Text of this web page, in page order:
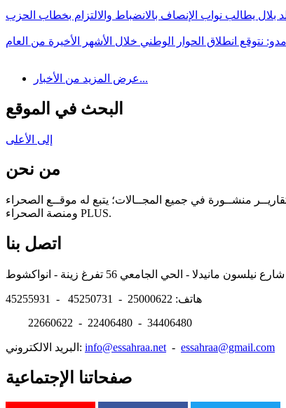
بلال يطالب نواب الإنصاف بالانضباط والالتزام بخطاب الحزب
نتوقع انطلاق الحوار الوطني خلال الأشهر الأخيرة من العام
عرض المزيد من الأخبار...
البحث في الموقع
إلى الأعلى
من نحن
منشــورة في جميع المجــالات؛ يتبع له موقــع الصحراء
ومنصة الصحراء PLUS.
اتصل بنا
هاتف: 25000622 - 45250731 - 45255931
22660622 - 22406480 - 34406480
البريد الالكتروني: info@essahraa.net - essahraa@gmail.com
صفحاتنا الإجتماعية